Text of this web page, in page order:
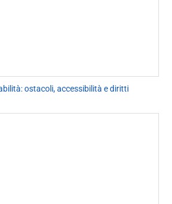
ostacoli, accessibilità e diritti